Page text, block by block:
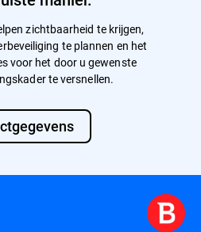
zichtbaarheid te krijgen,
te plannen en het
voor het door u gewenste
te versnellen.